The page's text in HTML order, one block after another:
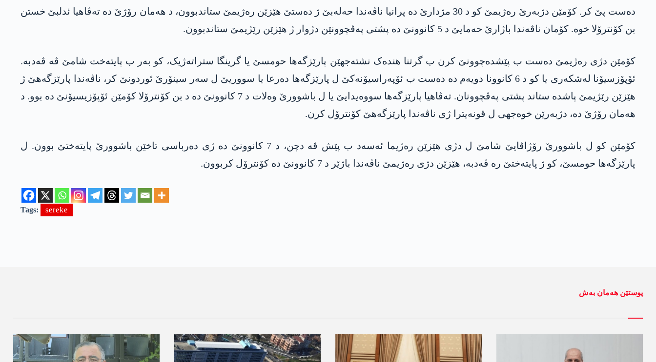
دەست پێ کر. کۆمێن دژبەرێ رەژیمێ کو د 30 مژدارێ دە پرانیا ناڤەندا حەلەبێ ژ دەستێ ھێزێن رەژیمێ ستاندبوون، د ھەمان رۆژێ دە تەڤاھیا ئدلبێ خستن
بن کۆنترۆلا خوە. کۆمان ناڤەندا باژارێ حەمایێ د 5 کانوونێ دە پشتی پەڤچوونێن دژوار ژ ھێزێن رێژیمێ ستاندبوون.
کۆمێن دژی رەژیمێ دەست ب پێشدەچوونێ کرن ب گرتنا ھندەک نشتەجھێن پارێزگەھا حومسێ یا گرینگا ستراتەژیک، کو بەر ب پایتەخت شامێ ڤە ڤەدبە.
ئۆپۆزسیۆنا لەشکەری یا کو د 6 کانوونا دویەم دە دەست ب ئۆپەراسیۆنەکێ ل پارێزگەھا دەرعا یا سووریێ ل سەر سینۆرێ ئوردونێ کر، ناڤەندا پارێزگەھێ ژ
ھێزێن رێژیمێ پاشدە ستاند پشتی پەڤچوونان. تەڤاھیا پارێزگەھا سووەیدایێ یا ل باشوورێ وەلات د 7 کانوونێ دە د بن کۆنترۆلا کۆمێن ئۆپۆزیسیۆنێ دە بوو. د
ھەمان رۆژێ دە، دژبەرێن خوەجھی ل قونەیترا ژی ناڤەندا پارێزگەھێ کۆنترۆل کرن.
کۆمێن کو ل باشوورێ رۆژاڤایێ شامێ ل دژی ھێزێن رەژیما ئەسەد ب پێش ڤە دچن، د 7 کانوونێ دە ژی دەرباسی تاخێن باشوورێ پایتەختێ بوون. ل
پارێزگەھا حومسێ، کو ژ پایتەختێ رە ڤەدبە، ھێزێن دژی رەژیمێ ناڤەندا باژێر د 7 کانوونێ دە کۆنترۆل کربوون.
Tags: sereke
پوستێن ھەمان بەش